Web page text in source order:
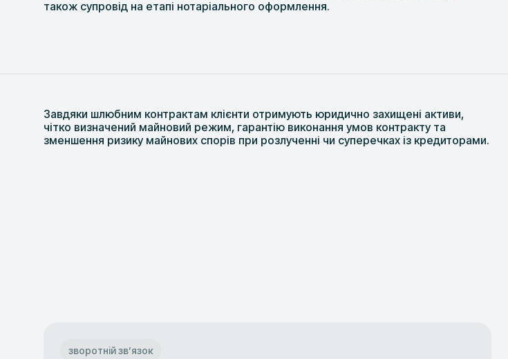
також супровід на етапі нотаріального оформлення.
Завдяки шлюбним контрактам клієнти отримують юридично захищені активи,
чітко визначений майновий режим, гарантію виконання умов контракту та
зменшення ризику майнових спорів при розлученні чи суперечках із кредиторами.
зворотній звʼязок